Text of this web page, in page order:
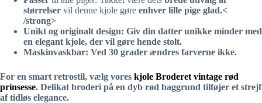
størrelser vil denne kjole gøre enhver lille pige glad.<
/strong>
Unikt og originalt design: Giv din datter unikke minder med
en elegant kjole, der vil gøre hende stolt.
Maskinvaskbar: Ved 30 grader ændres farverne ikke.
For en smart retrostil, vælg vores kjole Broderet vintage rød
prinsesse. Delikat broderi på en dyb rød baggrund tilføjer et strejf
af tidløs elegance.